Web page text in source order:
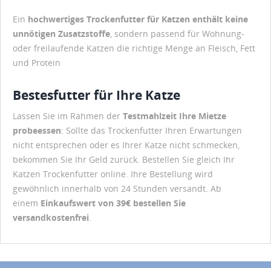
Ein hochwertiges Trockenfutter für Katzen enthält keine
unnötigen Zusatzstoffe, sondern passend für Wohnung-
oder freilaufende Katzen die richtige Menge an Fleisch, Fett
und Protein
Bestesfutter für Ihre Katze
Lassen Sie im Rahmen der Testmahlzeit Ihre Mietze
probeessen: Sollte das Trockenfutter Ihren Erwartungen
nicht entsprechen oder es Ihrer Katze nicht schmecken,
bekommen Sie Ihr Geld zurück. Bestellen Sie gleich Ihr
Katzen Trockenfutter online. Ihre Bestellung wird
gewöhnlich innerhalb von 24 Stunden versandt. Ab
einem Einkaufswert von 39€ bestellen Sie
versandkostenfrei.